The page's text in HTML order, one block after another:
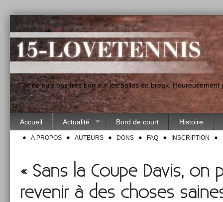
"Je ne suis pas très bon sur les balles de break.
Accueil Actualité Bord de court Histoire
À PROPOS AUTEURS DONS FAQ INSCRIPTION
« Sans la Coupe Davis, on
revenir à des choses